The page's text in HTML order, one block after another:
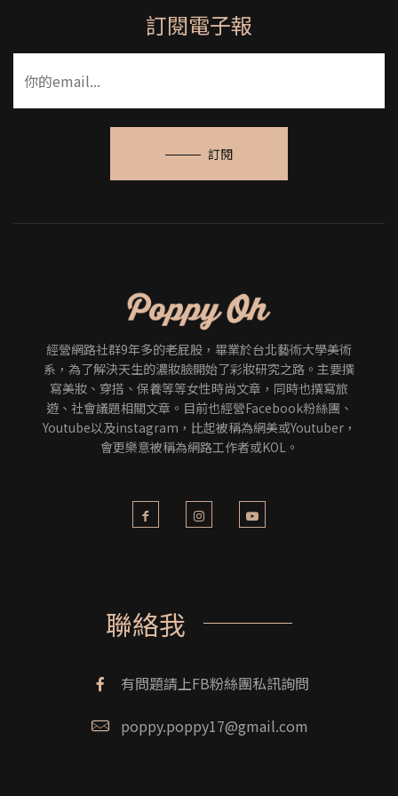
訂閱電子報
訂閱
經營網路社群9年多的老屁股，畢業於台北藝術大學美術
系，為了解決天生的濃妝臉開始了彩妝研究之路。主要撰
寫美妝、穿搭、保養等等女性時尚文章，同時也撰寫旅
遊、社會議題相關文章。目前也經營Facebook粉絲團、
Youtube以及instagram，比起被稱為網美或Youtuber，
會更樂意被稱為網路工作者或KOL。
聯絡我
有問題請上FB粉絲團私訊詢問
poppy.poppy17@gmail.com